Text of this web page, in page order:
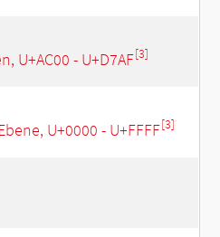
U+AC00 - U+D7AF[3]
U+0000 - U+FFFF[3]